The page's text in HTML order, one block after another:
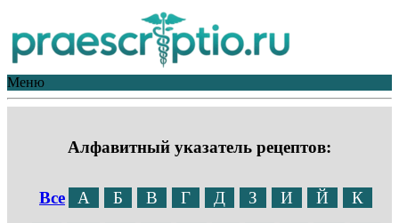
Меню
Алфавитный указатель рецептов:
Все А Б В Г Д З И Й
К